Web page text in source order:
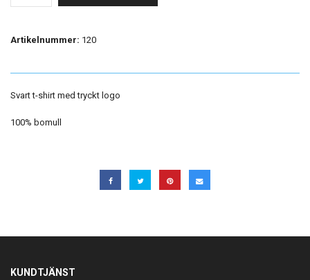
Artikelnummer: 120
Svart t-shirt med tryckt logo
100% bomull
KUNDTJÄNST